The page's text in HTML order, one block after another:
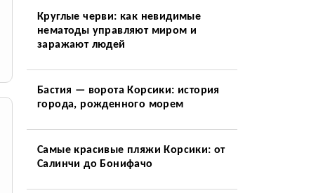
Круглые черви: как невидимые
нематоды управляют миром и
заражают людей
Бастия — ворота Корсики: история
города, рожденного морем
Самые красивые пляжи Корсики: от
Салинчи до Бонифачо